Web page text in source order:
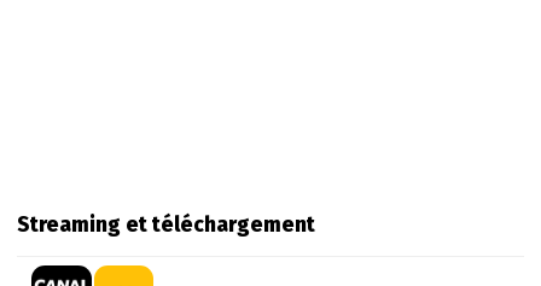
Streaming et téléchargement